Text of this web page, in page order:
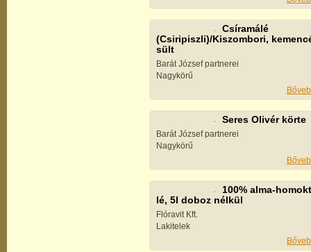
Csíramálé
(Csiripiszli)/Kiszombori,
sült
Barát József partnerei
Nagykörű
Seres Olivér körte
Barát József partnerei
Nagykörű
100% alma-
lé, 5l doboz nélkül
Flóravit Kft.
Lakitelek